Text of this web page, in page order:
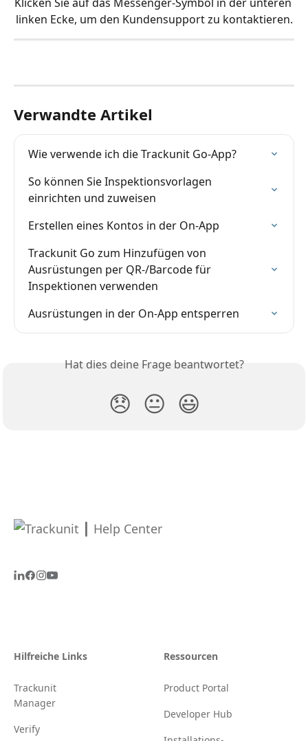
linken Ecke, um den Kundensupport zu kontaktieren.
Verwandte Artikel
Wie verwende ich die Trackunit Go-App?
So können Sie Inspektionsvorlagen
einrichten und zuweisen
Erstellen eines Kontos in der On-App
Trackunit Go zum Hinzufügen von
Ausrüstungen per QR-/Barcode für
Inspektionen verwenden
Ausrüstungen in der On-App entsperren
Hat dies deine Frage beantwortet?
😞 😐 😃
Hilfreiche Links
Trackunit
Manager
Verify
Ressourcen
Product Portal
Developer Hub